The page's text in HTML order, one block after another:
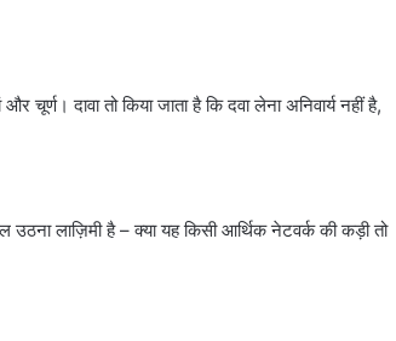
दावा तो किया जाता है कि दवा लेना अनिवार्य नहीं है,
लाज़िमी है – क्या यह किसी आर्थिक नेटवर्क की कड़ी तो